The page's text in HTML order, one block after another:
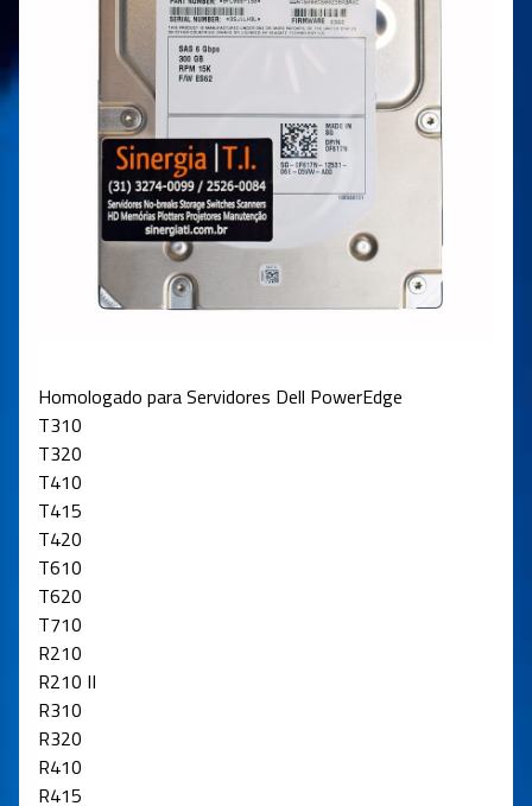
Homologado para Servidores Dell PowerEdge
T310
T320
T410
T415
T420
T610
T620
T710
R210
R210 II
R310
R320
R410
R415